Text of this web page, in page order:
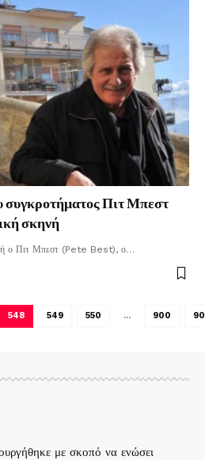
συγκροτήματος Πιτ Μπεστ
σκηνή
ο Πιτ Μπεστ (Pete Best), ο…
548 549 550 … 900
με σκοπό να ενώσει